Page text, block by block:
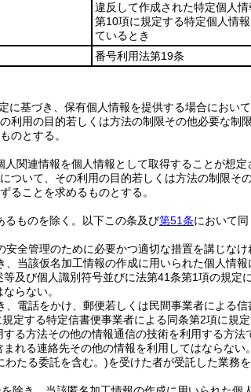
違反して作成された特定個人
第10項に規定する特定個人情
ているとき
番号利用法第19条
に基づき、保有個人情報を提供する場合におい
用の目的若しくは方法の制限その他必要な制
のとする。
人関連情報を個人情報として取得することが想定
ついて、その利用の目的若しくは方法の制限そ
ることを求めるものとする。
るものを除く。以下この条及び第51条において同
全管理のために必要かつ適切な措置を講じなけ
当該仮名加工情報の作成に用いられた個人情報
及び個人識別符号並びに法第41条第1項の規定
らない。
電話をかけ、郵便若しくは民間事業者による
定する特定信書便事業者による同条第2項に規
る方法その他の情報通信の技術を利用する方
れる連絡先その他の情報を利用してはならない。
わたる委託を含む。)を受けた者が受託した業務